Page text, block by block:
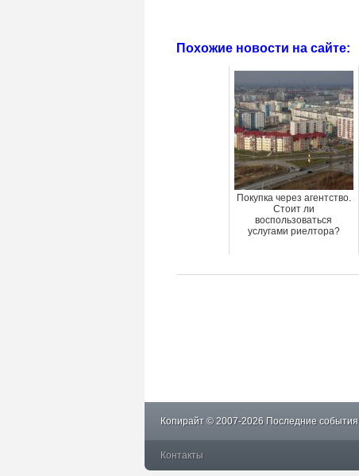
Похожие новости на сайте:
Покупка через агентство.
Стоит ли
воспользоваться
услугами риелтора?
Копирайт © 2007-2026 Последние
Контакты